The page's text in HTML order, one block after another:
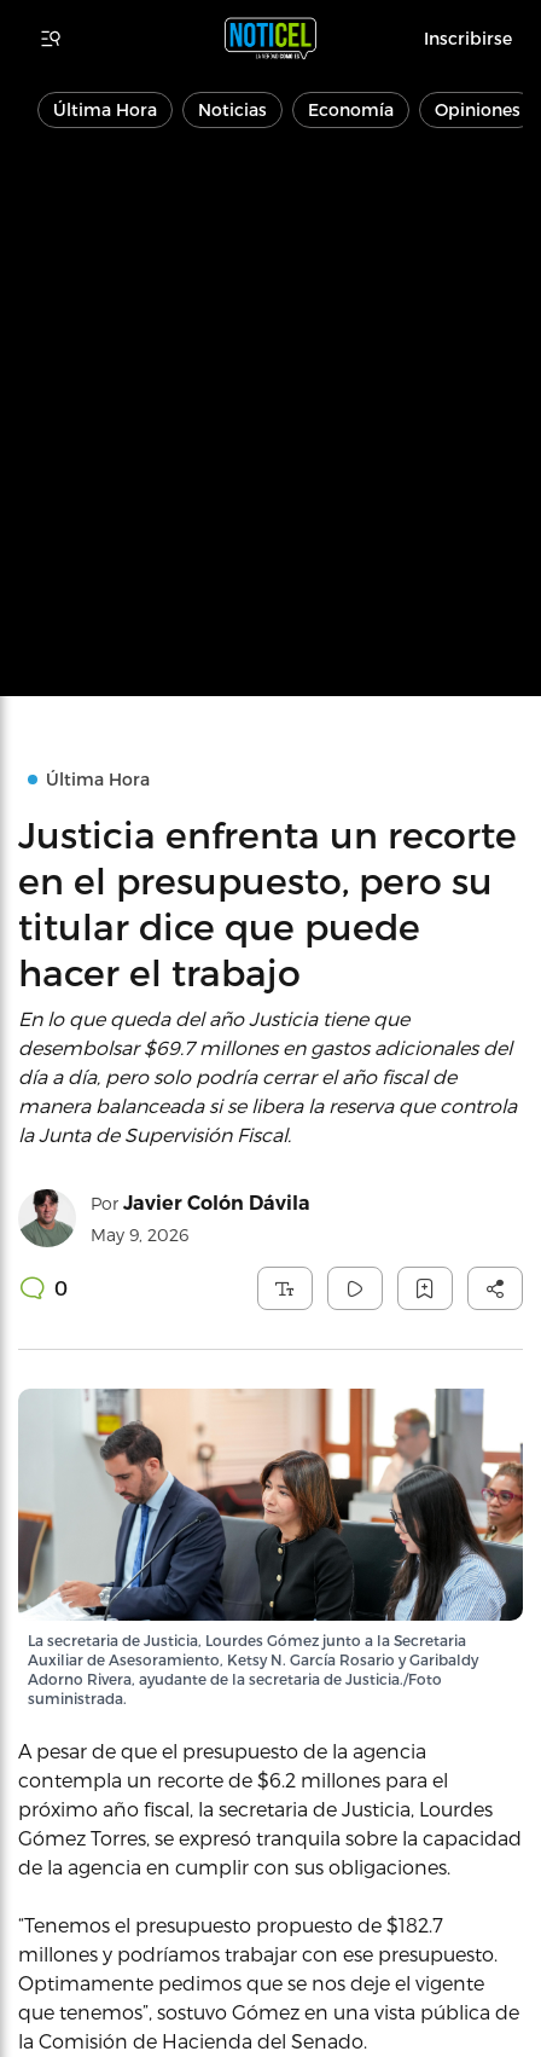
Inscribirse
Última Hora Noticias Economía Opiniones
Última Hora
Justicia enfrenta un recorte
en el presupuesto, pero su
titular dice que puede
hacer el trabajo
En lo que queda del año Justicia tiene que
desembolsar $69.7 millones en gastos adicionales del
día a día, pero solo podría cerrar el año fiscal de
manera balanceada si se libera la reserva que controla
la Junta de Supervisión Fiscal.
Por Javier Colón Dávila
May 9, 2026
0
La secretaria de Justicia, Lourdes Gómez junto a la Secretaria
Auxiliar de Asesoramiento, Ketsy N. García Rosario y Garibaldy
Adorno Rivera, ayudante de la secretaria de Justicia./Foto
suministrada.
A pesar de que el presupuesto de la agencia
contempla un recorte de $6.2 millones para el
próximo año fiscal, la secretaria de Justicia, Lourdes
Gómez Torres, se expresó tranquila sobre la capacidad
de la agencia en cumplir con sus obligaciones.
“Tenemos el presupuesto propuesto de $182.7
millones y podríamos trabajar con ese presupuesto.
Optimamente pedimos que se nos deje el vigente
que tenemos”, sostuvo Gómez en una vista pública de
la Comisión de Hacienda del Senado.